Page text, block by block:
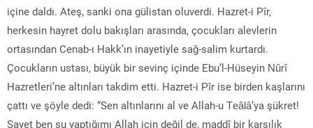
içine daldı. Ateş, sanki ona gülistan oluverdi. Hazret-i Pîr,
herkesin hayret dolu bakışları arasında, çocukları alevlerin
ortasından Cenab-ı Hakk’ın inayetiyle sağ-salim kurtardı.
Çocukların ustası, büyük bir sevinç içinde Ebu’l-Hüseyin Nûrî
Hazretleri’ne altınları takdim etti. Hazret-i Pîr ise birden kaşlarını
çattı ve şöyle dedi: “Sen altınlarını al ve Allah-u Teâlâ’ya şükret!
Şayet ben şu yaptığımı Allah için değil de, maddî bir karşılık